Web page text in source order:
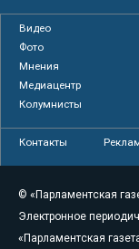
Видео
Фото
Мнения
Медиацентр
Колумнисты
Контакты
© «Парламентская
Электронное
«Парламентская